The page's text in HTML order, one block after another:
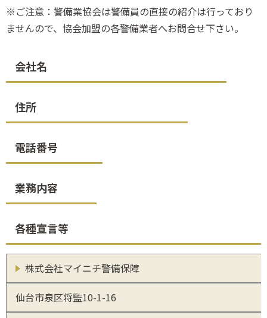
※ご注意：警備業協会は警備員の直接の紹介は行っており
ませんので、協会加盟の各警備業者へお問合せ下さい。
会社名
住所
電話番号
業務内容
各種宣言等
株式会社マイニチ警備保障
仙台市泉区将監10-1-16